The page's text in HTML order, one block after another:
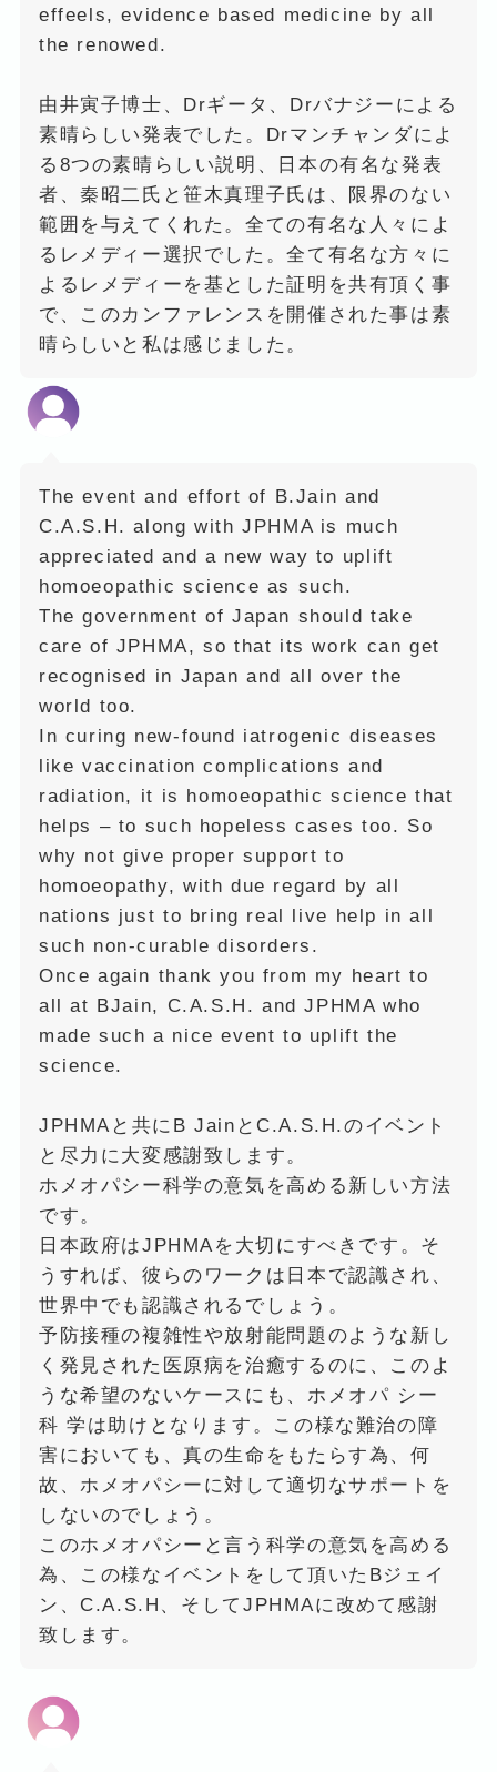
effeels, evidence based medicine by all
the renowed.
由井寅子博士、Drギータ、Drバナジーによる
素晴らしい発表でした。Drマンチャンダによ
る8つの素晴らしい説明、日本の有名な発表
者、秦昭二氏と笹木真理子氏は、限界のない
範囲を与えてくれた。全ての有名な人々によ
るレメディー選択でした。全て有名な方々に
よるレメディーを基とした証明を共有頂く事
で、このカンファレンスを開催された事は素
晴らしいと私は感じました。
The event and effort of B.Jain and
C.A.S.H. along with JPHMA is much
appreciated and a new way to uplift
homoeopathic science as such.
The government of Japan should take
care of JPHMA, so that its work can get
recognised in Japan and all over the
world too.
In curing new-found iatrogenic diseases
like vaccination complications and
radiation, it is homoeopathic science that
helps – to such hopeless cases too. So
why not give proper support to
homoeopathy, with due regard by all
nations just to bring real live help in all
such non-curable disorders.
Once again thank you from my heart to
all at BJain, C.A.S.H. and JPHMA who
made such a nice event to uplift the
science.
JPHMAと共にB JainとC.A.S.H.のイベント
と尽力に大変感謝致します。
ホメオパシー科学の意気を高める新しい方法
です。
日本政府はJPHMAを大切にすべきです。そ
うすれば、彼らのワークは日本で認識され、
世界中でも認識されるでしょう。
予防接種の複雑性や放射能問題のような新し
く発見された医原病を治癒するのに、このよ
うな希望のないケースにも、ホメオパ シー
科 学は助けとなります。この様な難治の障
害においても、真の生命をもたらす為、何
故、ホメオパシーに対して適切なサポートを
しないのでしょう。
このホメオパシーと言う科学の意気を高める
為、この様なイベントをして頂いたBジェイ
ン、C.A.S.H、そしてJPHMAに改めて感謝
致します。